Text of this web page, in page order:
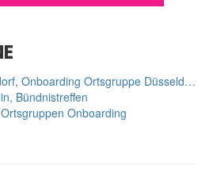
10. August, 18:30, Düsseldorf, Onboarding Ortsgruppe Düsseldorf
Bündnistreffen
Onboarding